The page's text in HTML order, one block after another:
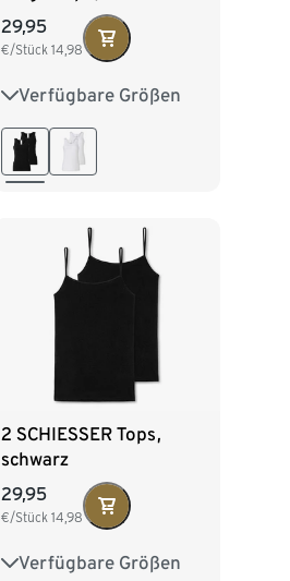
29,95
€/Stück14,98
Verfügbare Größen
36 38 40 42
44
2 SCHIESSER Tops,
schwarz
29,95
€/Stück14,98
Verfügbare Größen
36 38 40 42